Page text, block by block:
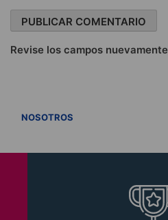
Revise los campos nuevamente
NOSOTROS